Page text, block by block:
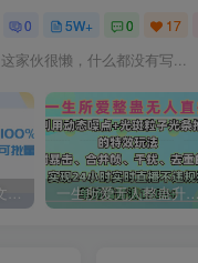
0 5W+ 0 17
这家伙很懒，什么都没有写...
一生所爱无人整蛊升级版9.0，利用动态噪点+光斑粒子光条推进的特效玩法，内附暴击、合并帧、干扰、去重的手法，实现24小时实时直播不违规操，单场日入1500+，小白也能无脑驾驭